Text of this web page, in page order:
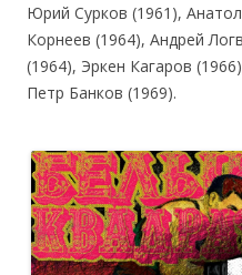
Юрий Сурков (1961),
Корнеев (1964), Андрей
(1964), Эркен Кагаров
Петр Банков (1969).